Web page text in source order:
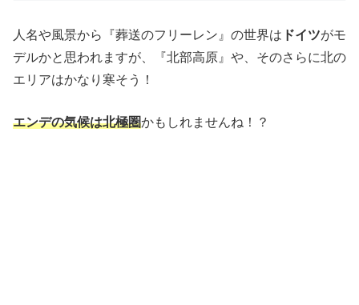
人名や風景から『葬送のフリーレン』の世界は ドイツがモ
デルかと思われますが、『北部高原』や、そのさらに北の
エリアはかなり寒そう！
エンデの気候は北極圏かもしれませんね！？